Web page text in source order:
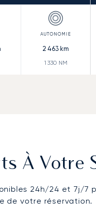
2 463 km
1 330 NM
À Votre
24h/24 et 7j/7
de votre réservation.